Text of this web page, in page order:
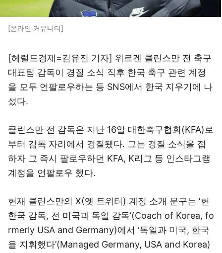
[온라인 커뮤니티]
[헤럴드경제=김유진 기자] 위르겐 클린스만 전 축구
대표팀 감독이 경질 소식 직후 한국 축구 관련 계정
을 모두 언팔로우하는 등 SNS에서 한국 지우기에 나
섰다.
클린스만 전 감독은 지난 16일 대한축구협회(KFA)로
부터 감독 자리에서 경질됐다. 그는 경질 소식을 접
하자 그 즉시 팔로우하던 KFA, K리그 등 인스타그램
계정을 언팔로우 했다.
현재 클린스만의 X(옛 트위터) 계정 소개 문구는 ‘현
한국 감독, 전 미국과 독일 감독’(Coach of Korea, fo
rmerly USA and Germany)에서 ‘독일과 미국, 한국
을 지휘했다’(Managed Germany, USA and Korea)